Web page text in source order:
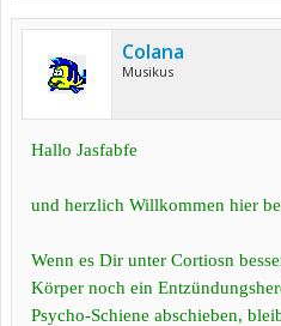
Colana
Musikus
Hallo Jasfabfe
und herzlich Willkommen hier
Wenn es Dir unter Cortiosn
Körper noch ein
Psycho-Schiene abschieben,